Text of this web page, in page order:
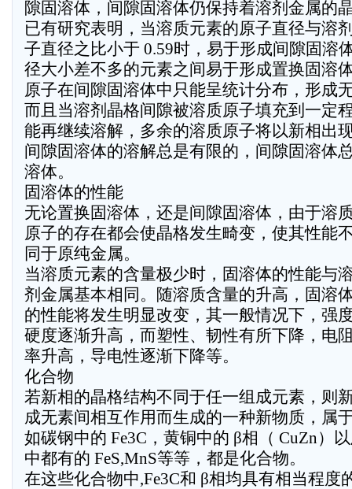
隙固溶体，间隙固溶体仍保持着溶剂金属的
已有研究表明，当溶质元素的原子直径与溶
子直径之比小于 0.59时，易于形成间隙固溶
径大小差不多的元素之间易于形成置换固溶
原子在间隙固溶体中只能呈统计分布，形成
而且当溶剂晶格间隙被溶质原子填充到一定
能再继续溶解，多余的溶质原子将以新相出
间隙固溶体的溶解总是有限的，间隙固溶体
溶体。
固溶体的性能
无论置换固溶体，还是间隙固溶体，由于溶
原子的存在都会使晶格发生畸变，使其性能
同于原纯金属。
当溶质元素的含量极少时，固溶体的性能与
剂金属基本相同。随溶质含量的升高，固溶
的性能将发生明显改变，其一般情况下，强
硬度逐渐升高，而塑性、韧性有所下降，电
率升高，导电性逐渐下降等。
化合物
若新相的晶格结构不同于任一组成元素，则
成无素间相互作用而生成的一种新物质，属
如碳钢中的 Fe3C，黄铜中的 β相（ CuZn）
中都有的 FeS,MnS等等，都是化合物。
在这些化合物中,Fe3C和 β相均具有相当程度